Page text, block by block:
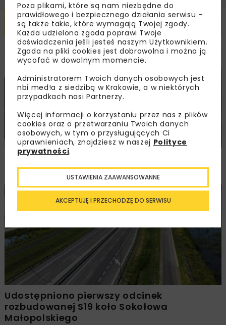
Powiązane artykuły
HYDROTECHNIKA INWESTYCJE
Dotacja na przygotowanie inwestycji
na rzece Kierwiny
DROGI MOSTY INWESTYCJE WIADOMOŚCI
Udostępniono pierwszy odcinek
rozbudowanej S19 koło Sokołowa
Małopolskiego
Poza plikami, które są nam niezbędne do
prawidłowego i bezpiecznego działania serwisu –
są także takie, które wymagają Twojej zgody.
Każda udzielona zgoda poprawi Twoje
doświadczenia jeśli jesteś naszym Użytkownikiem.
Zgoda na pliki cookies jest dobrowolna i można ją
wycofać w dowolnym momencie.
Administratorem Twoich danych osobowych jest
nbi med!a z siedzibą w Krakowie, a w niektórych
przypadkach nasi Partnerzy.
Więcej informacji o korzystaniu przez nas z plików
cookies oraz o przetwarzaniu Twoich danych
osobowych, w tym o przysługujących Ci
uprawnieniach, znajdziesz w naszej Polityce
prywatności.
AKCEPTUJĘ I PRZECHODZĘ DO SERWISU
USTAWIENIA ZAAWANSOWANNE